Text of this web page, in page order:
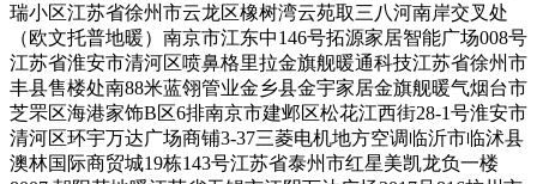
瑞小区江苏省徐州市云龙区橡树湾云苑取三八河南岸交叉处
（欧文托普地暖）南京市江东中146号拓源家居智能广场008号
江苏省淮安市清河区喷鼻格里拉金旗舰暖通科技江苏省徐州市
丰县售楼处南88米蓝翎管业金乡县金宇家居金旗舰暖气烟台市
芝罘区海港家饰B区6排南京市建邺区松花江西街28-1号淮安市
清河区环宇万达广场商铺3-37三菱电机地方空调临沂市临沭县
澳林国际商贸城19栋143号江苏省泰州市红星美凯龙负一楼